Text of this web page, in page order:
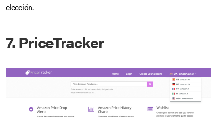
elección.
7. PriceTracker